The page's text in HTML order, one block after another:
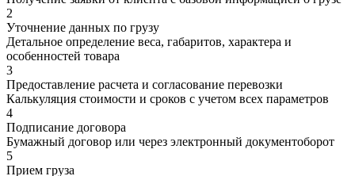
2
Уточнение данных по грузу
Детальное определение веса, габаритов, характера и
особенностей товара
3
Предоставление расчета и согласование перевозки
Калькуляция стоимости и сроков с учетом всех параметров
4
Подписание договора
Бумажный договор или через электронный документоборот
5
Прием груза